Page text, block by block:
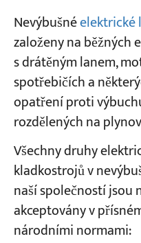
Nevýbušnéelektrické
založeny na běžných
s drátěným lanem,
spotřebičích a
opatření proti
rozdělených na
Všechny druhy
kladkostrojů v
naší společností jsou
akceptovány v
národními normami: